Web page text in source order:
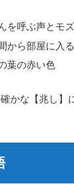
を呼ぶ声とモ
間から部屋に
の葉の赤
かな【兆し】